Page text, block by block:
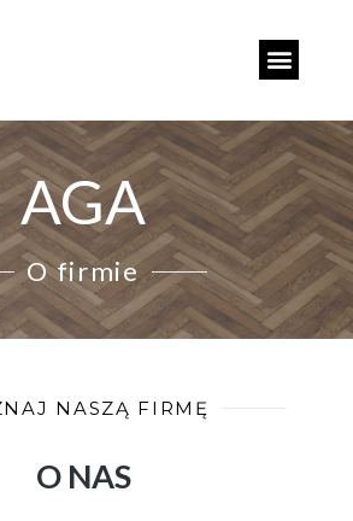
AGA
O firmie
NASZĄ FIRMĘ
O NAS